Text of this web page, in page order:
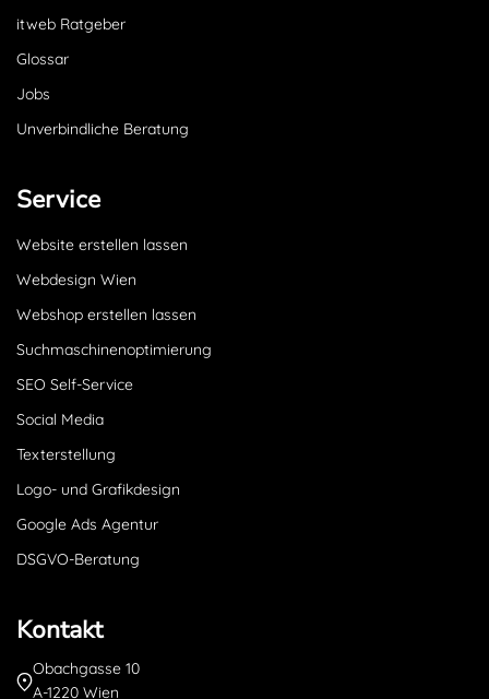
itweb Ratgeber
Glossar
Jobs
Unverbindliche Beratung
Service
Website erstellen lassen
Webdesign Wien
Webshop erstellen lassen
Suchmaschinenoptimierung
SEO Self-Service
Social Media
Texterstellung
Logo- und Grafikdesign
Google Ads Agentur
DSGVO-Beratung
Kontakt
Obachgasse 10
A-1220 Wien